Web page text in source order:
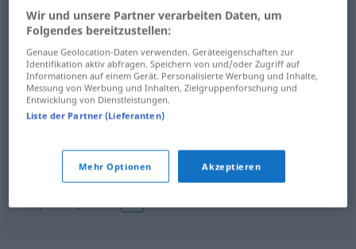
Untergebene(r), Untergeordnete(r),
Handlanger(in),Gehilfem underling
Gehilfinf underling
unterwürfigerMensch, Kriecher(in)
underling
obsequious person
Wir und unsere Partner verarbeiten Daten, um
Folgendes bereitzustellen:
Genaue Geolocation-Daten verwenden. Geräteeigenschaften zur
Identifikation aktiv abfragen. Speichern von und/oder Zugriff auf
Informationen auf einem Gerät. Personalisierte Werbung und Inhalte,
Messung von Werbung und Inhalten, Zielgruppenforschung und
Entwicklung von Dienstleistungen.
Liste der Partner (Lieferanten)
Mehr Optionen Akzeptieren